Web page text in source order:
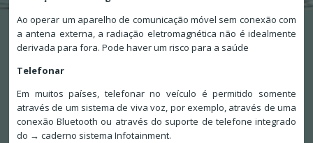
Ao operar um aparelho de comunicação móvel sem conexão com
a antena externa, a radiação eletromagnética não é idealmente
derivada para fora. Pode haver um risco para a saúde
Telefonar
Em muitos países, telefonar no veículo é permitido somente
através de um sistema de viva voz, por exemplo, através de uma
conexão Bluetooth ou através do suporte de telefone integrado
do → caderno sistema Infotainment.